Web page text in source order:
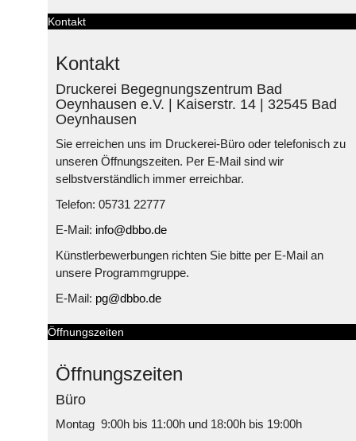
Kontakt
Kontakt
Druckerei Begegnungszentrum Bad
Oeynhausen e.V. | Kaiserstr. 14 | 32545 Bad
Oeynhausen
Sie erreichen uns im Druckerei-Büro oder telefonisch zu
unseren Öffnungszeiten. Per E-Mail sind wir
selbstverständlich immer erreichbar.
Telefon: 05731 22777
E-Mail: info@dbbo.de
Künstlerbewerbungen richten Sie bitte per E-Mail an
unsere Programmgruppe.
E-Mail: pg@dbbo.de
Öffnungszeiten
Öffnungszeiten
Büro
Montag 9:00h bis 11:00h und 18:00h bis 19:00h